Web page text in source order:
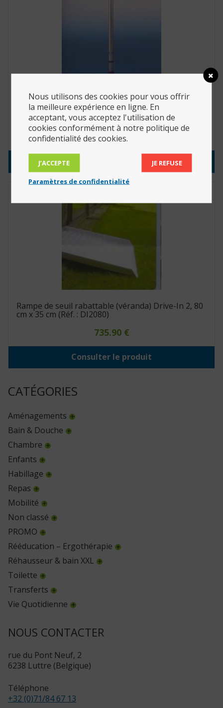
CATÉGORIES
Aménagements
Bain & Douche
Chambre
Enfants
Habillage
Repas
Mobilité
Non classé
PROMO
Rééducation – Ergothérapie
Réhausseur & bain XXL
Toilette
Transferts
Vie Quotidienne
NOUS CONTACTER
rue du Pont Neuf, 2
6238 Luttre (Belgique)
Téléphone
+32 (0)71/84 67 13
Canne anatomique main droite (Réf. :
w2110001001)
15.40€
Rampe de seuil rabattable (véranda) Drive-In 2, 80
cm x 35 cm (Réf. : DI2080)
735.90 €
Consulter le produit
Nous utilisons des cookies pour vous offrir
la meilleure expérience en ligne. En
acceptant, vous acceptez l'utilisation de
cookies conformément à notre politique de
confidentialité des cookies.
J’ACCEPTE JE REFUSE
Paramètres de confidentialité